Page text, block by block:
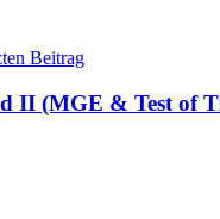
II (MGE & Test of